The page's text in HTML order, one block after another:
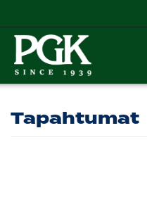
Tapahtumat